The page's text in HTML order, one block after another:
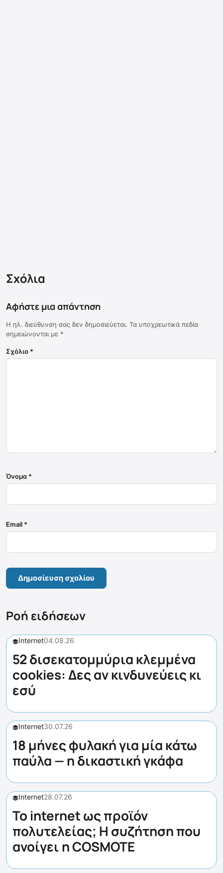
Σχόλια
Αφήστε μια απάντηση
Η ηλ. διεύθυνση σας δεν δημοσιεύεται. Τα υποχρεωτικά πεδία
σημειώνονται με *
Σχόλιο *
Όνομα *
Email *
Ροή ειδήσεων
Internet04.08.26
52 δισεκατομμύρια κλεμμένα
cookies: Δες αν κινδυνεύεις κι
εσύ
Internet30.07.26
18 μήνες φυλακή για μία κάτω
παύλα — η δικαστική γκάφα
Internet28.07.26
Το internet ως προϊόν
πολυτελείας; Η συζήτηση που
ανοίγει η COSMOTE